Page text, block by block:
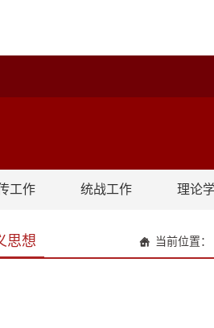
工作 统战工作 理论
思想 当前位置：